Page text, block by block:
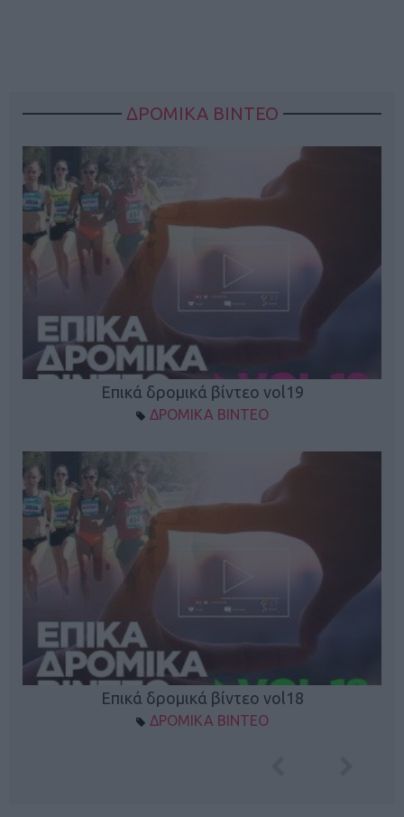
ΔΡΟΜΙΚΑ ΒΙΝΤΕΟ
Επικά δρομικά βίντεο vol19
ΔΡΟΜΙΚΑ ΒΙΝΤΕΟ
Επικά δρομικά βίντεο vol18
ΔΡΟΜΙΚΑ ΒΙΝΤΕΟ